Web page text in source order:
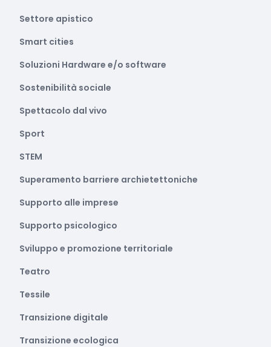
Settore apistico
Smart cities
Soluzioni Hardware e/o software
Sostenibilità sociale
Spettacolo dal vivo
Sport
STEM
Superamento barriere archietettoniche
Supporto alle imprese
Supporto psicologico
Sviluppo e promozione territoriale
Teatro
Tessile
Transizione digitale
Transizione ecologica